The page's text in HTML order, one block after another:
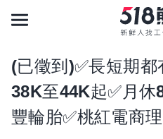
(已徵到)✅長短期都
38K至44K起✅月休
豐輪胎✅桃紅電商